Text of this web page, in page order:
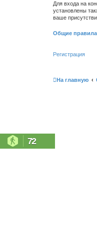
Для входа на
установлены
ваше
Общие правила
Регистрация
На главную
72